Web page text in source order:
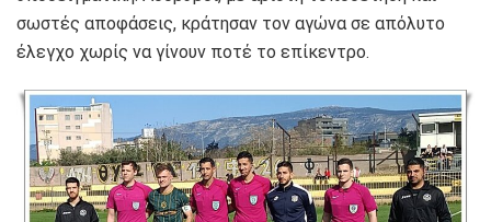
σωστές αποφάσεις, κράτησαν τον αγώνα σε απόλυτο
έλεγχο χωρίς να γίνουν ποτέ το επίκεντρο.